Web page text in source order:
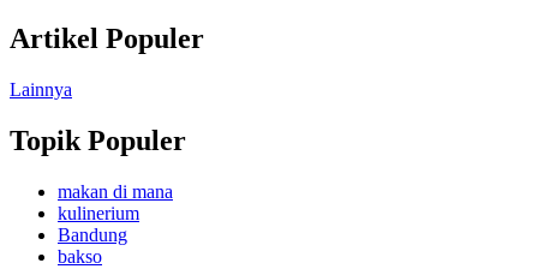
Artikel Populer
Lainnya
Topik Populer
makan di mana
kulinerium
Bandung
bakso